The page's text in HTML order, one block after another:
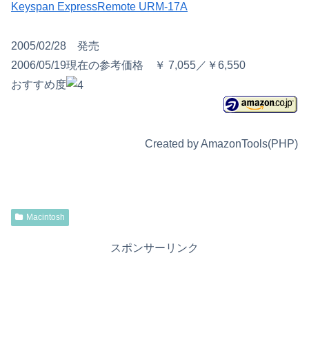
Keyspan ExpressRemote URM-17A
2005/02/28 発売
2006/05/19現在の参考価格 ￥ 7,055／￥6,550
おすすめ度
Created by AmazonTools(PHP)
Macintosh
スポンサーリンク